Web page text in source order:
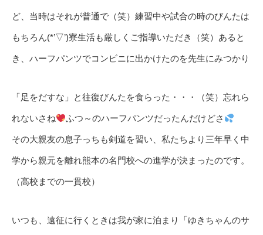
ど、当時はそれが普通で（笑）練習中や試合の時のびんたは
もちろん(*’▽’)寮生活も厳しくご指導いただき（笑）あると
き、ハーフパンツでコンビニに出かけたのを先生にみつかり
「足をだすな」と往復びんたを食らった・・・（笑）忘れら
れないさね ふつ～のハーフパンツだったんだけどさ
その大親友の息子っちも剣道を習い、私たちより三年早く中
学から親元を離れ熊本の名門校への進学が決まったのです。
（高校までの一貫校）
いつも、遠征に行くときは我が家に泊まり「ゆきちゃんのサ